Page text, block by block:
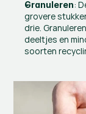
Granuleren:
grovere
drie.
deeltjes en
soorten